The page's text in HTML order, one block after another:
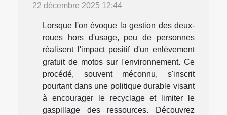
22 décembre 2025 12:44
Lorsque l'on évoque la gestion des deux-
roues hors d'usage, peu de personnes
réalisent l'impact positif d'un enlèvement
gratuit de motos sur l'environnement. Ce
procédé, souvent méconnu, s'inscrit
pourtant dans une politique durable visant
à encourager le recyclage et limiter le
gaspillage des ressources. Découvrez